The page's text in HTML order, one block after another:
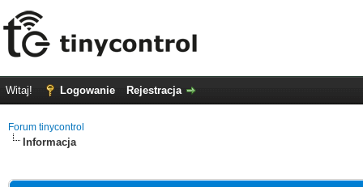
Witaj! Logowanie Rejestracja
Forum tinycontrol
Informacja